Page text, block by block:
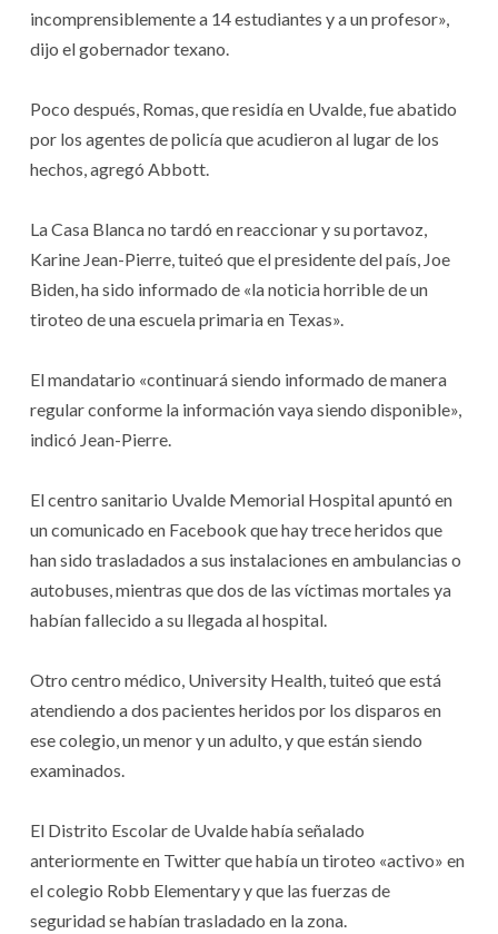
incomprensiblemente a 14 estudiantes y a un profesor»,
dijo el gobernador texano.
Poco después, Romas, que residía en Uvalde, fue abatido
por los agentes de policía que acudieron al lugar de los
hechos, agregó Abbott.
La Casa Blanca no tardó en reaccionar y su portavoz,
Karine Jean-Pierre, tuiteó que el presidente del país, Joe
Biden, ha sido informado de «la noticia horrible de un
tiroteo de una escuela primaria en Texas».
El mandatario «continuará siendo informado de manera
regular conforme la información vaya siendo disponible»,
indicó Jean-Pierre.
El centro sanitario Uvalde Memorial Hospital apuntó en
un comunicado en Facebook que hay trece heridos que
han sido trasladados a sus instalaciones en ambulancias o
autobuses, mientras que dos de las víctimas mortales ya
habían fallecido a su llegada al hospital.
Otro centro médico, University Health, tuiteó que está
atendiendo a dos pacientes heridos por los disparos en
ese colegio, un menor y un adulto, y que están siendo
examinados.
El Distrito Escolar de Uvalde había señalado
anteriormente en Twitter que había un tiroteo «activo» en
el colegio Robb Elementary y que las fuerzas de
seguridad se habían trasladado en la zona.